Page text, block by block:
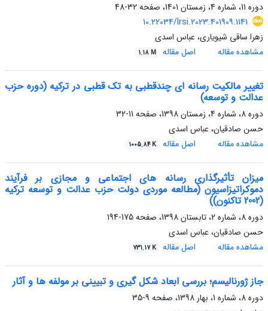
دوره 11، شماره 4، زمستان 1401، صفحه
32-48
10.22034/lrsi.2023.401909.1141
زهرا ساقی شیویاری، عباس اسدی
مشاهده مقاله
اصل مقاله 1.18 M
تغییر مالکیت رسانه‏ ای چندقطبی به تک ‏قطبی در ترکیه (دوره حزب
عدالت و توسعه)
دوره 8، شماره 4، زمستان 1398، صفحه
11-32
حسن صادقیان، عباس اسدی
مشاهده مقاله
اصل مقاله 1005.84 K
میزان تأثیرگذاری رسانه‏ های اجتماعی و مجازی بر فرآیند
دموکراتیزاسیون (مطالعه موردی دولت حزب عدالت و توسعه ترکیه
(2002 تاکنون))
دوره 8، شماره 2، تابستان 1398، صفحه
175-194
حسن صادقیان، عباس اسدی
مشاهده مقاله
اصل مقاله 731.17 K
جاز ژورنالیسم؛ بررسی ابعاد شکل گیری و تبیینی بر مولفه ها و آثار
دوره 8، شماره 1، بهار 1398، صفحه
9-35